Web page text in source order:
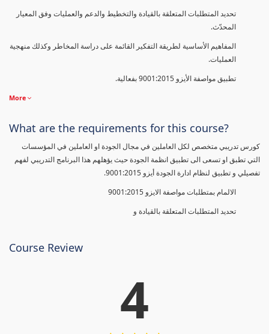
تحديد المتطلبات المتعلقة بالقيادة والتخطيط والدعم والعمليات وفق المعيار
المحدّث.
المفاهيم الأساسية لطريقة التفكير القائمة على دراسة المخاطر وكذلك منهجية
العمليات.
تطبيق مواصفة الأيزو 9001:2015 بفعالية.
More
What are the requirements for this course?
كورس تدريبي متخصص لكل العاملين في مجال الجودة او العاملين في المؤسسات
التي تطبق او تسعى الى تطبيق انظمة الجودة حيث يؤهلهم هذا البرنامج التدريبي لفهم
تفصيلي و تطبيق لنظام ادارة الجودة أيزو 9001:2015.
الالمام بمتطلبات مواصفة الايزو 9001:2015
تحديد المتطلبات المتعلقة بالقيادة و
Course Review
4